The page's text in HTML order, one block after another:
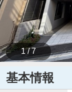
1 / 7
基本情報